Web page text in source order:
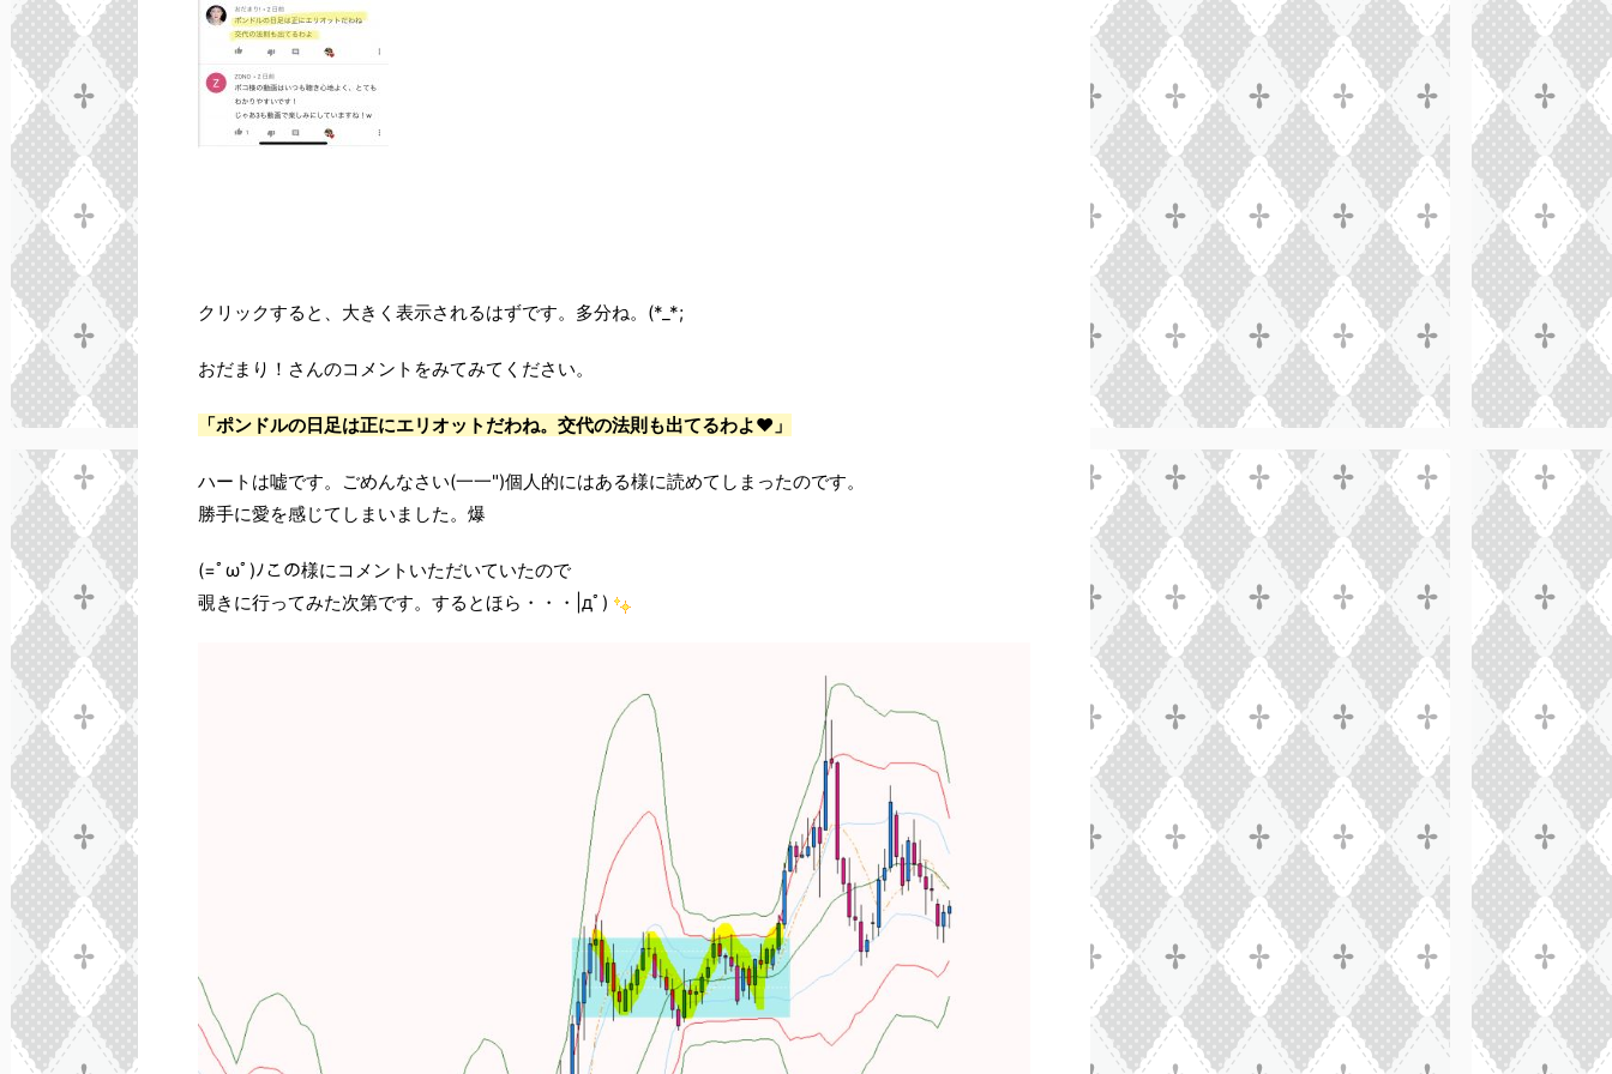
クリックすると、大きく表示されるはずです。多分ね。(*_*;
おだまり！さんのコメントをみてみてください。
「ポンドルの日足は正にエリオットだわね。交代の法則も出てるわよ❤」
ハートは嘘です。ごめんなさい(一一")個人的にはある様に読めてしまったのです。
勝手に愛を感じてしまいました。爆
(=ﾟωﾟ)ﾉこの様にコメントいただいていたので
覗きに行ってみた次第です。するとほら・・・|дﾟ)